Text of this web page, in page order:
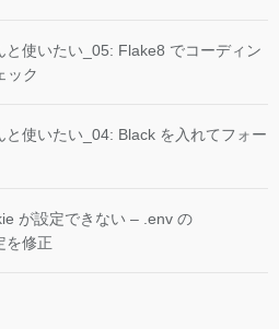
と使いたい_05: Flake8 でコーディン
ック
使いたい_04: Black を入れてフォー
が設定できない – .env の
を修正